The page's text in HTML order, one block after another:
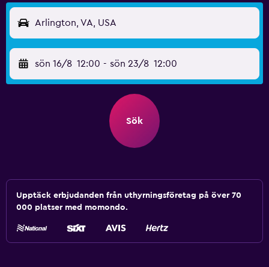
Arlington, VA, USA
sön 16/8 12:00 - sön 23/8 12:00
Sök
Upptäck erbjudanden från uthyrningsföretag på över 70
000 platser med momondo.